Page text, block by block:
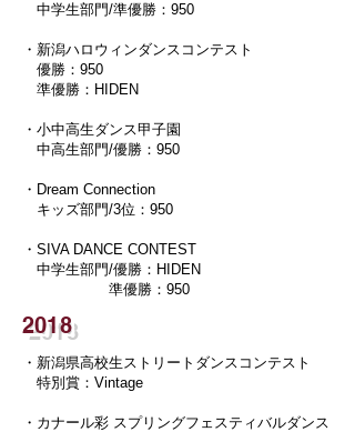
中学生部門/準優勝：950
・ 新潟ハロウィンダンスコンテスト
優勝：950
準優勝：HIDEN
・ 小中高生ダンス甲子園
中高生部門/優勝：950
・ Dream Connection
キッズ部門/3位：950
・ SIVA DANCE CONTEST
中学生部門/優勝：HIDEN
準優勝：950
2018
・新潟県高校生ストリートダンスコンテスト
特別賞：Vintage
・ カナール彩 スプリングフェスティバル ダンス